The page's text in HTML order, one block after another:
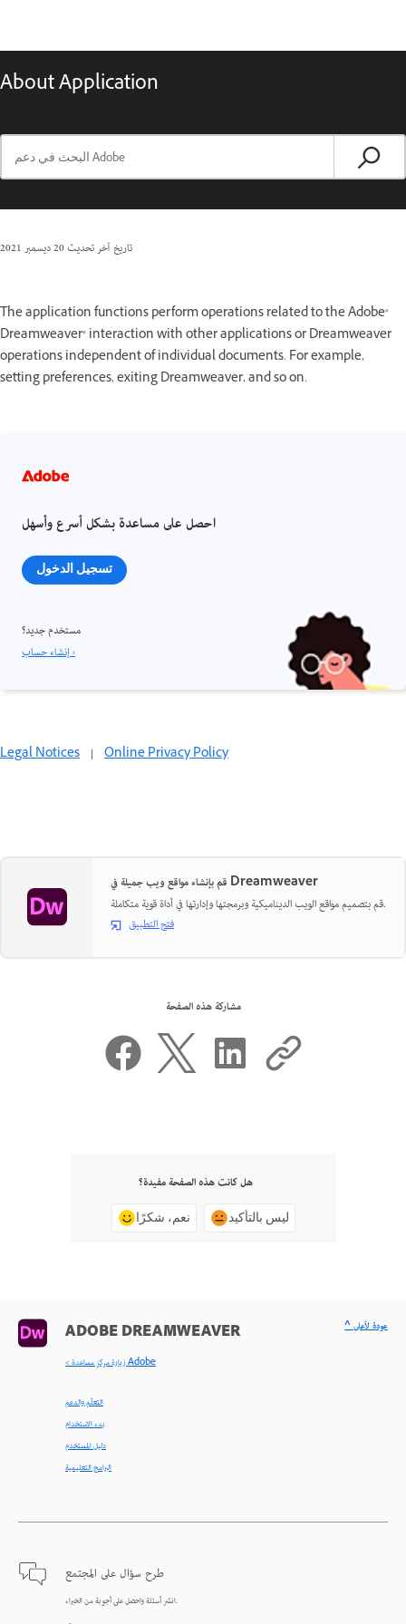
About Application
تاريخ آخر تحديث20 ديسمبر 2021
The application functions perform operations related to the Adobe®
Dreamweaver® interaction with other applications or Dreamweaver
operations independent of individual documents. For example,
setting preferences, exiting Dreamweaver, and so on.
احصل على مساعدة بشكل أسرع وأسهل
تسجيل الدخول
مستخدم جديد؟
إنشاء حساب ›
Legal Notices | Online Privacy Policy
قم بإنشاء مواقع ويب جميلة في Dreamweaver
قم بتصميم مواقع الويب الديناميكية وبرمجتها وإدارتها في أداة قوية متكاملة.
فتح التطبيق
مشاركة هذه الصفحة
هل كانت هذه الصفحة مفيدة؟
نعم، شكرًا ليس بالتأكيد
ADOBE DREAMWEAVER
< زيارة مركز مساعدة Adobe
التعلّم والدعم
بدء الاستخدام
دليل المستخدم
البرامج التعليمية
طرح سؤال على المجتمع
انشر أسئلة واحصل على أجوبة من الخبراء.
^ عودة لأعلى